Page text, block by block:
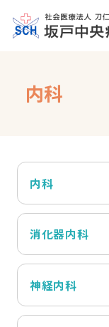
内科
内科
消化器内科
神経内科